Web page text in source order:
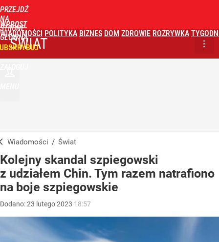
PRZEJDŹ
NA
STRONĘ
GŁÓWNĄ
WPROST
WIADOMOŚCI POLITYKA BIZNES DOM ZDROWIE ROZRYWKA
ŚWIAT
Wiadomości / Świat
Kolejny skandal szpiegowski
z udziałem Chin. Tym razem natrafiono
na boje szpiegowskie
Dodano:23 lutego2023 18:57